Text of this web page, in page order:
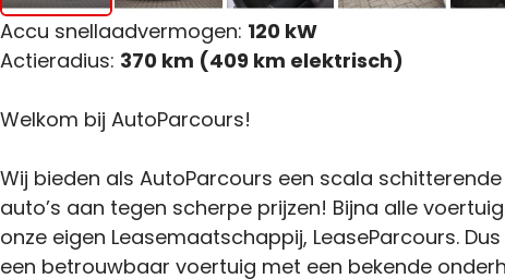
Accu snellaadvermogen: 120 kW
Actieradius: 370 km (409 km elektrisch)
Welkom bij AutoParcours!
Wij bieden als AutoParcours een scala
auto’s aan tegen scherpe prijzen! Bijna alle
onze eigen Leasemaatschappij, LeaseParcours.
een betrouwbaar voertuig met een bekende